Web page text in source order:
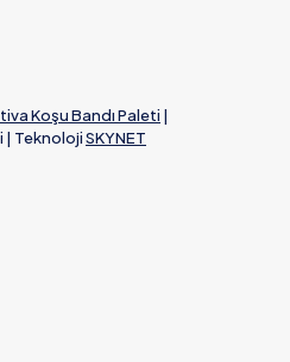
Koşu Bandı Paleti |
TeknolojiSKYNET